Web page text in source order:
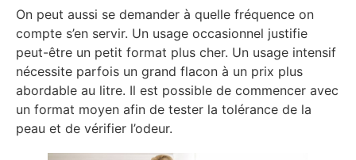
On peut aussi se demander à quelle fréquence on
compte s’en servir. Un usage occasionnel justifie
peut-être un petit format plus cher. Un usage intensif
nécessite parfois un grand flacon à un prix plus
abordable au litre. Il est possible de commencer avec
un format moyen afin de tester la tolérance de la
peau et de vérifier l’odeur.